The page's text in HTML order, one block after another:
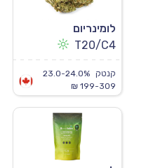
לומינריום
T20/C4
קנטק
23.0-24.0%
199-309 ₪